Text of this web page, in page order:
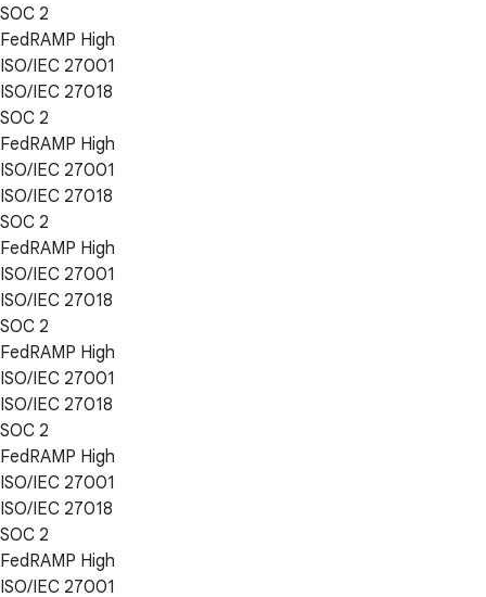
SOC 2
FedRAMP High
ISO/IEC 27001
ISO/IEC 27018
SOC 2
FedRAMP High
ISO/IEC 27001
ISO/IEC 27018
SOC 2
FedRAMP High
ISO/IEC 27001
ISO/IEC 27018
SOC 2
FedRAMP High
ISO/IEC 27001
ISO/IEC 27018
SOC 2
FedRAMP High
ISO/IEC 27001
ISO/IEC 27018
SOC 2
FedRAMP High
ISO/IEC 27001